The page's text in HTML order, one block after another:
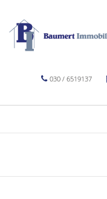
030 / 6519137